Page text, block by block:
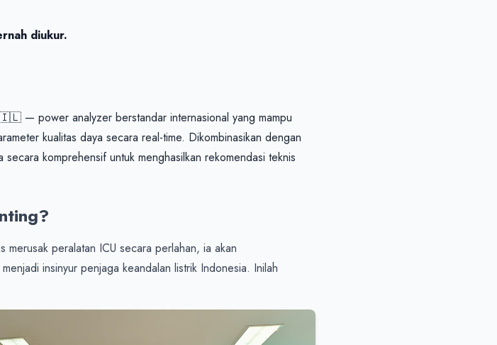
diukur.
— power analyzer berstandar internasional yang mampu
kualitas daya secara real-time. Dikombinasikan dengan
komprehensif untuk menghasilkan rekomendasi teknis
merusak peralatan ICU secara perlahan, ia akan
insinyur penjaga keandalan listrik Indonesia. Inilah